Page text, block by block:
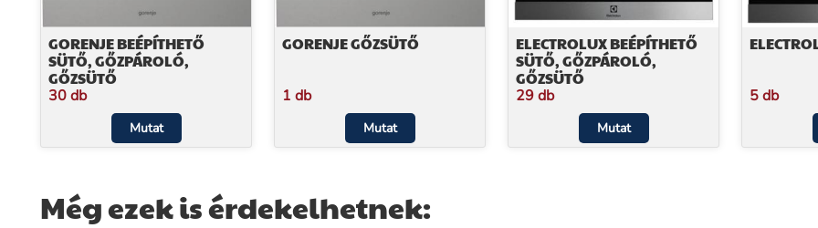
GORENJE BEÉPÍTHETŐ
SÜTŐ, GŐZPÁROLÓ,
GŐZSÜTŐ
30 db
Mutat
GORENJE GŐZSÜTŐ
1 db
Mutat
ELECTROLUX BEÉPÍTHETŐ
SÜTŐ, GŐZPÁROLÓ,
GŐZSÜTŐ
29 db
Mutat
5 db
Még ezek is érdekelhetnek: